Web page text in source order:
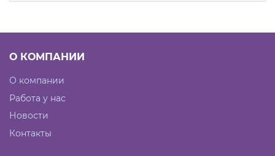
О КОМПАНИИ
О компании
Работа у нас
Новости
Контакты